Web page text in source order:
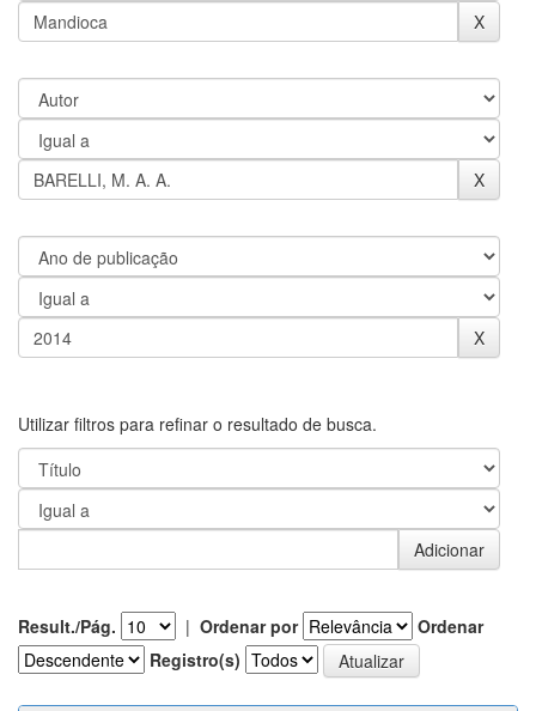
Utilizar filtros para refinar o resultado de busca.
Result./Pág. | Ordenar por
Ordenar
Registro(s)